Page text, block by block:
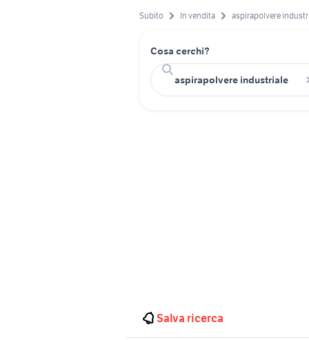
Subito In vendita aspirapolvere
Cosa cerchi?
Salva ricerca